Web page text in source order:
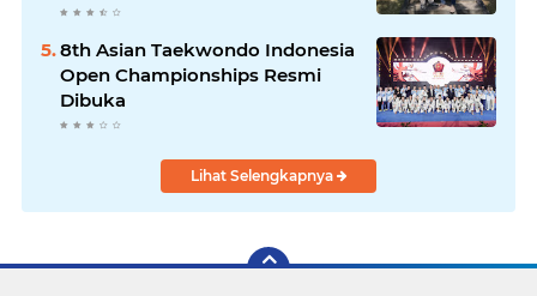
Pemerintah Segera Lakukan
Pembenahan
8th Asian Taekwondo Indonesia
Open Championships Resmi
Dibuka
Lihat Selengkapnya